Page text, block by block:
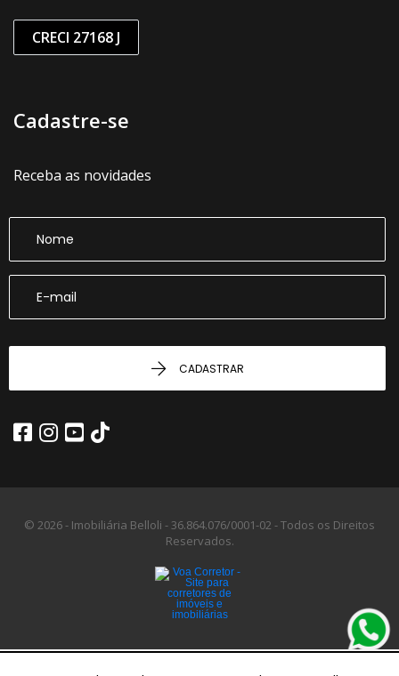
CRECI 27168 J
Cadastre-se
Receba as novidades
CADASTRAR
© 2026 - Imobiliária Belloli -36.864.076/0001-02 -Todos os Direitos
Reservados.